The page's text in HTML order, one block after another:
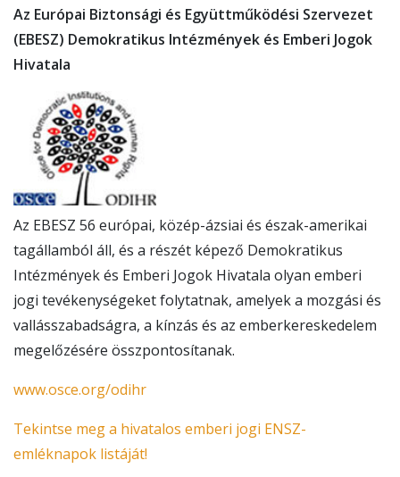
Az Európai Biztonsági és Együttműködési Szervezet
(EBESZ) Demokratikus Intézmények és Emberi Jogok
Hivatala
Az EBESZ 56 európai, közép-ázsiai és észak-amerikai
tagállamból áll, és a részét képező Demokratikus
Intézmények és Emberi Jogok Hivatala olyan emberi
jogi tevékenységeket folytatnak, amelyek a mozgási és
vallásszabadságra, a kínzás és az emberkereskedelem
megelőzésére összpontosítanak.
www.osce.org/odihr
Tekintse meg a hivatalos emberi jogi ENSZ-
emléknapok listáját!